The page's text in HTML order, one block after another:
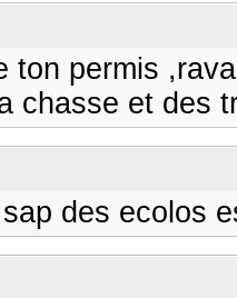
ton permis
chasse et des
des ecolos